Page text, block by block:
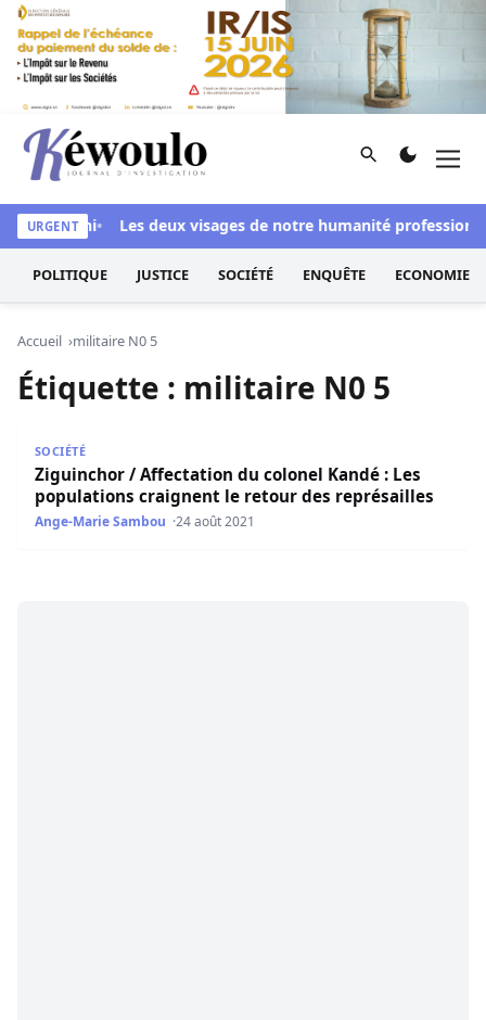
Aller au contenu
Kéwoulo, le premier site d'information et d'investigation
Rechercher
URGENT
blanchi Les deux visages de notre humanité
POLITIQUE JUSTICE SOCIÉTÉ ENQUÊTE ECONOMIE
Accueil militaire N0 5
Étiquette : militaire N0 5
SOCIÉTÉ
Ziguinchor / Affectation du colonel Kandé : Les
populations craignent le retour des représailles
Ange-Marie Sambou 24 août 2021